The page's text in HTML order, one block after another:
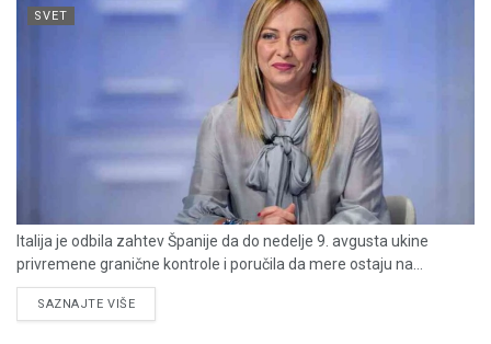
SVET
Italija je odbila zahtev Španije da do nedelje 9. avgusta ukine
privremene granične kontrole i poručila da mere ostaju na...
SAZNAJTE VIŠEDETAILS